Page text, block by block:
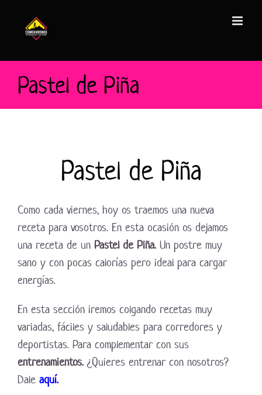
contenido
Pastel de Piña
Pastel de Piña
Como cada viernes, hoy os traemos una nueva
receta para vosotros. En esta ocasión os dejamos
una receta de un Pastel de Piña. Un postre muy
sano y con pocas calorías pero ideal para cargar
energías.
En esta sección iremos colgando recetas muy
variadas, fáciles y saludables para corredores y
deportistas. Para complementar con sus
entrenamientos. ¿Quieres entrenar con nosotros?
Dale aquí.